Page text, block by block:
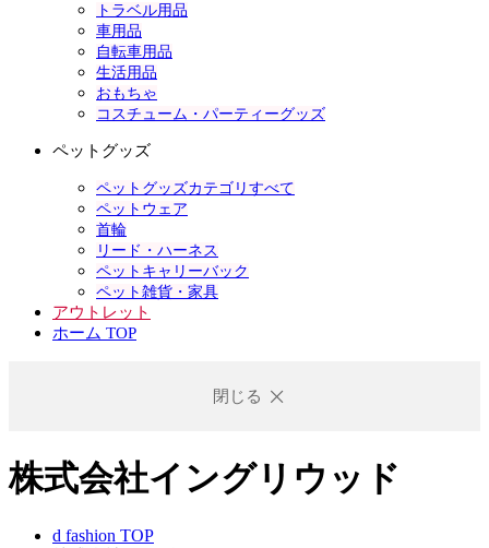
トラベル用品
車用品
自転車用品
生活用品
おもちゃ
コスチューム・パーティーグッズ
ペットグッズ
ペットグッズカテゴリすべて
ペットウェア
首輪
リード・ハーネス
ペットキャリーバック
ペット雑貨・家具
アウトレット
ホーム TOP
閉じる
株式会社イングリウッド
d fashion TOP